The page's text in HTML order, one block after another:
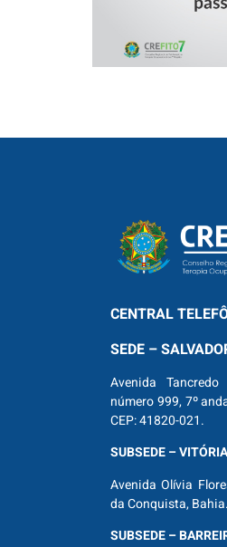
CENTRAL
SEDE –
Avenida
número 999, 7º
CEP: 41820-021.
SUBSEDE –
Avenida Olívia
da Conquista,
SUBSEDE –